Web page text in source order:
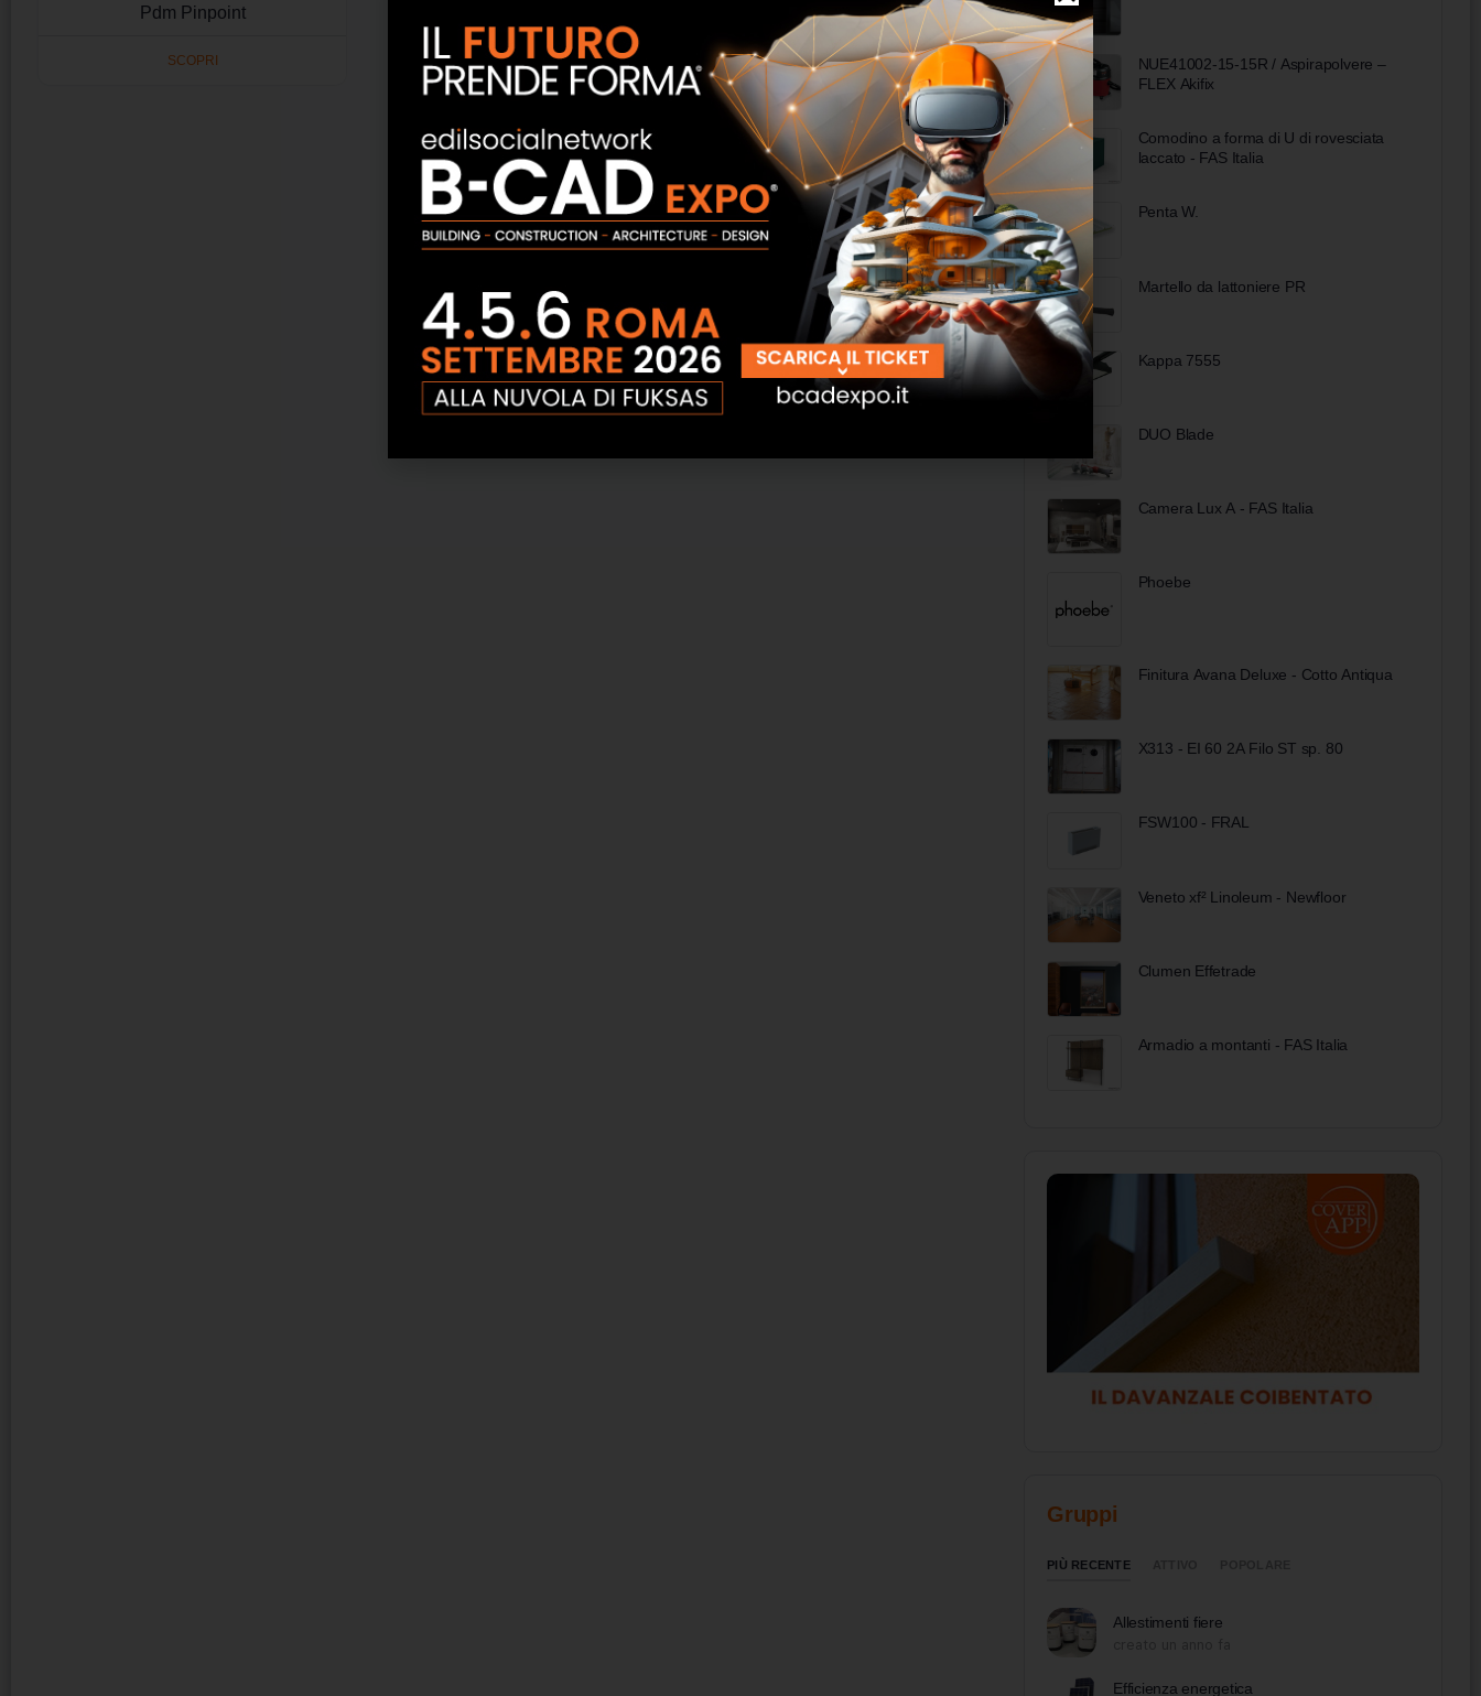
Pdm Pinpoint
SCOPRI
NUE41002-15-15R / Aspirapolvere –
FLEX Akifix
Comodino a forma di U di rovesciata
laccato - FAS Italia
Penta W.
Martello da lattoniere PR
Kappa 7555
DUO Blade
Camera Lux A - FAS Italia
Phoebe
Finitura Avana Deluxe - Cotto Antiqua
X313 - EI 60 2A Filo ST sp. 80
FSW100 - FRAL
Veneto xf² Linoleum - Newfloor
Clumen Effetrade
Armadio a montanti - FAS Italia
Gruppi
PIÙ RECENTE
Allestimenti fiere
Efficienza energetica